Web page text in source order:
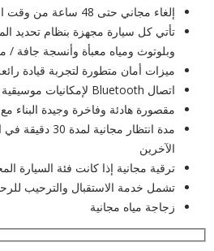
إلغاء مجاني حتى 48 ساعة من وقت الاستلام
تأتي كل سيارة مجهزة بنظام تحديد
وبلوتوث ومياه معبأة وأنسجة جافة /
ميزات أمان متطورة لتجربة قيادة
اتصال Bluetooth لإمكانيات موسيقية أفضل
مقصورة هادئة وفاخرة وجيدة البناء
الآخرين
ترقية مجانية إذا كانت فئة السيارة
تشمل خدمة الاستقبال والترحيب
زجاجة مياه مجانية